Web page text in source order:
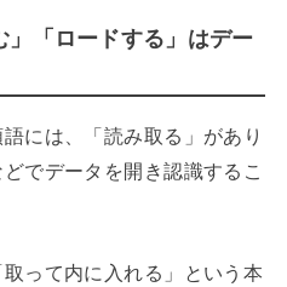
」「ロードする」はデー
には、「読み取る」があり
でデータを開き認識するこ
取って内に入れる」という本